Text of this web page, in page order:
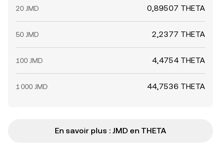
20 JMD 0,89507 THETA
50 JMD 2,2377 THETA
100 JMD 4,4754 THETA
1 000 JMD 44,7536 THETA
En savoir plus : JMD en THETA